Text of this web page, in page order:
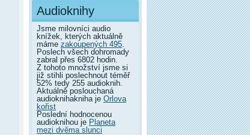
Audioknihy
Jsme milovníci audio
knížek, kterých aktuálně
máme zakoupených 495
Poslech všech dohromady
zabral přes 6802 hodin.
Z tohoto množství jsme si
již stihli poslechnout téměř
52% tedy 255 audioknih.
Aktuálně poslouchaná
audioknihakniha je Orlova
kořist
Poslední hodnocenou
audioknihou je Planeta
mezi dvěma slunci